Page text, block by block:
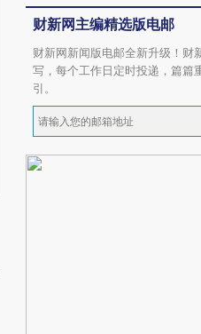
财新网主编精选版电邮
财新网新闻版电邮全新升级！财
写，每个工作日定时投递，篇篇
引。